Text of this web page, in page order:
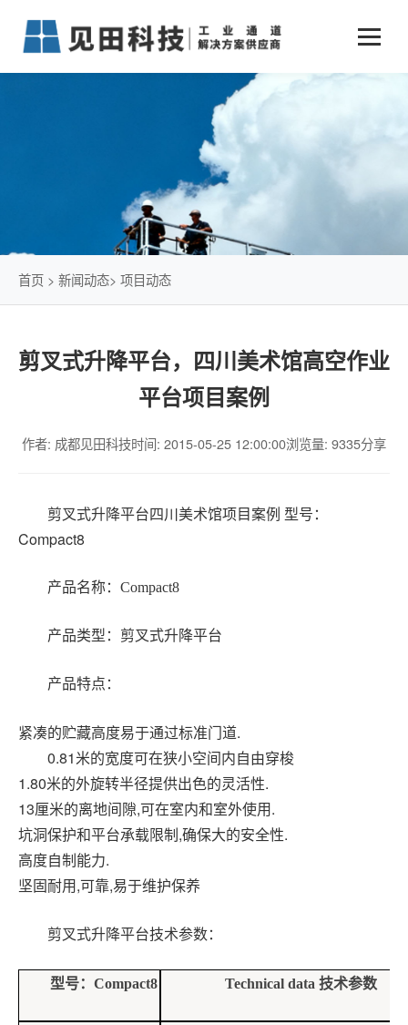
业务中心
仓储物流通道解决方案
智能立体库解决方案
简易升降机解决方案
新闻动态 +
传统仓储物流
石油化工行业
发展历程
首页 > 新闻动态> 项目动态
剪叉式升降平台，四川美术馆高空作业
平台项目案例
作者: 成都见田科技时间: 2015-05-25 12:00:00浏览量: 9335分享
剪叉式升降平台四川美术馆项目案例 型号：
Compact8
产品名称：Compact8
产品类型： 剪叉式升降平台
产品特点：
紧凑的贮藏高度易于通过标准门道.
0.81米的宽度可在狭小空间内自由穿梭
1.80米的外旋转半径提供出色的灵活性.
13厘米的离地间隙,可在室内和室外使用.
坑洞保护和平台承载限制,确保大的安全性.
高度自制能力.
坚固耐用,可靠,易于维护保养
剪叉式升降平台技术参数：
型号： Compact8 Technical data 技术参数